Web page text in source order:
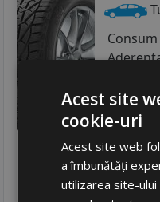
Consum
349
407 RON
Acest site
cookie-uri
Acest site web
a îmbunătăți
utilizarea site-